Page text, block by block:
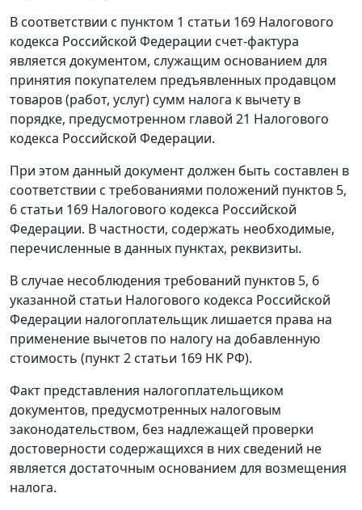
В соответствии с пунктом 1 статьи 169 Налогового
кодекса Российской Федерации счет-фактура
является документом, служащим основанием для
принятия покупателем предъявленных продавцом
товаров (работ, услуг) сумм налога к вычету в
порядке, предусмотренном главой 21 Налогового
кодекса Российской Федерации.
При этом данный документ должен быть составлен в
соответствии с требованиями положений пунктов 5,
6 статьи 169 Налогового кодекса Российской
Федерации. В частности, содержать необходимые,
перечисленные в данных пунктах, реквизиты.
В случае несоблюдения требований пунктов 5, 6
указанной статьи Налогового кодекса Российской
Федерации налогоплательщик лишается права на
применение вычетов по налогу на добавленную
стоимость (пункт 2 статьи 169 НК РФ).
Факт представления налогоплательщиком
документов, предусмотренных налоговым
законодательством, без надлежащей проверки
достоверности содержащихся в них сведений не
является достаточным основанием для возмещения
налога.